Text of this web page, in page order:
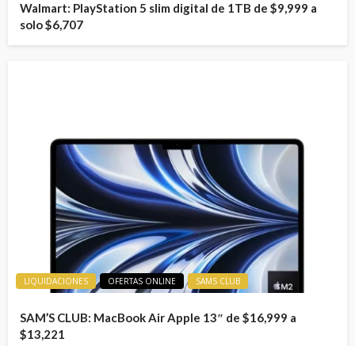
Walmart: PlayStation 5 slim digital de 1TB de $9,999 a
solo $6,707
LIQUIDACIONES OFERTAS ONLINE SAMS CLUB
SAM’S CLUB: MacBook Air Apple 13″ de $16,999 a
$13,221